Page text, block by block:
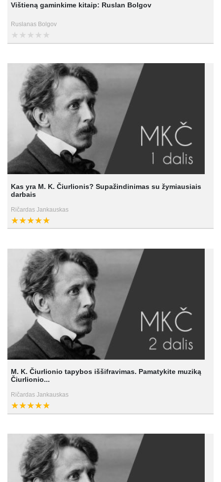
Vištieną gaminkime kitaip: Ruslan Bolgov
Ruslanas Bolgov
Kas yra M. K. Čiurlionis? Supažindinimas su žymiausiais
darbais
Ričardas Jankauskas
M. K. Čiurlionio tapybos iššifravimas. Pamatykite muziką
Čiurlionio...
Ričardas Jankauskas